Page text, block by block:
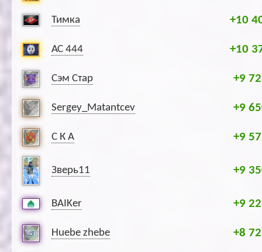
Тимка +10
АС 444 +10
Сэм Стар +9
Sergey_Matantcev +9
С К А +9
Зверь11 +9
BAIKer +9
Huebe zhebe +8